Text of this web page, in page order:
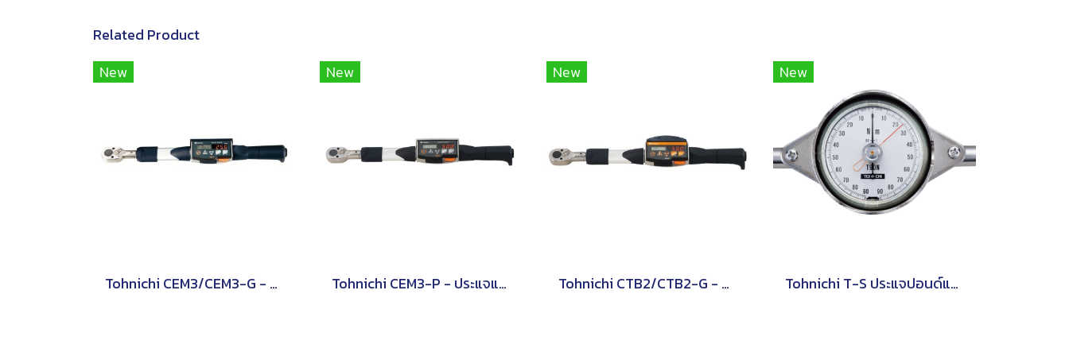
Related Product
New
Tohnichi CEM3/CEM3-G - ประแจวัดแรงบิดแบบอ่านค่าโดยตรง
New
Tohnichi CEM3-P - ประแจแรงบิดดิจิตอลชนิดหัวเปลี่ยนได้
New
Tohnichi CTB2/CTB2-G - ประแจปอนด์แบบดิจิทัล
New
Tohnichi T-S ประแจปอนด์แบบหน้าปัดชนิดด้ามจับรูปตัว T